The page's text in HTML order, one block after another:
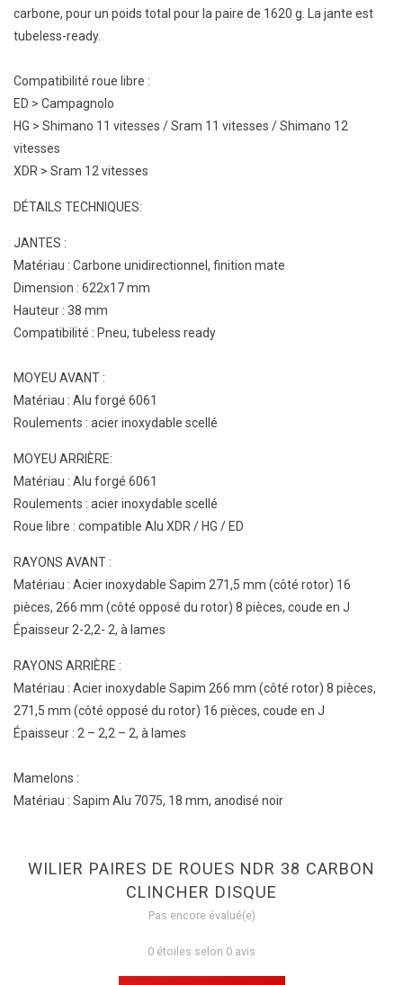
carbone, pour un poids total pour la paire de 1620 g. La jante est
tubeless-ready.
Compatibilité roue libre :
ED > Campagnolo
HG > Shimano 11 vitesses / Sram 11 vitesses / Shimano 12
vitesses
XDR > Sram 12 vitesses
DÉTAILS TECHNIQUES:
JANTES :
Matériau : Carbone unidirectionnel, finition mate
Dimension : 622x17 mm
Hauteur : 38 mm
Compatibilité : Pneu, tubeless ready
MOYEU AVANT :
Matériau : Alu forgé 6061
Roulements : acier inoxydable scellé
MOYEU ARRIÈRE:
Matériau : Alu forgé 6061
Roulements : acier inoxydable scellé
Roue libre : compatible Alu XDR / HG / ED
RAYONS AVANT :
Matériau : Acier inoxydable Sapim 271,5 mm (côté rotor) 16
pièces, 266 mm (côté opposé du rotor) 8 pièces, coude en J
Épaisseur 2-2,2- 2, à lames
RAYONS ARRIÈRE :
Matériau : Acier inoxydable Sapim 266 mm (côté rotor) 8 pièces,
271,5 mm (côté opposé du rotor) 16 pièces, coude en J
Épaisseur : 2 – 2,2 – 2, à lames
Mamelons :
Matériau : Sapim Alu 7075, 18 mm, anodisé noir
WILIER PAIRES DE ROUES NDR 38 CARBON
CLINCHER DISQUE
Pas encore évalué(e)
0 étoiles selon 0 avis